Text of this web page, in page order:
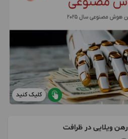
کلیک کنید
رهن ویلایی در ظرافت